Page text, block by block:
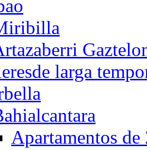
de larga
Apartamentos